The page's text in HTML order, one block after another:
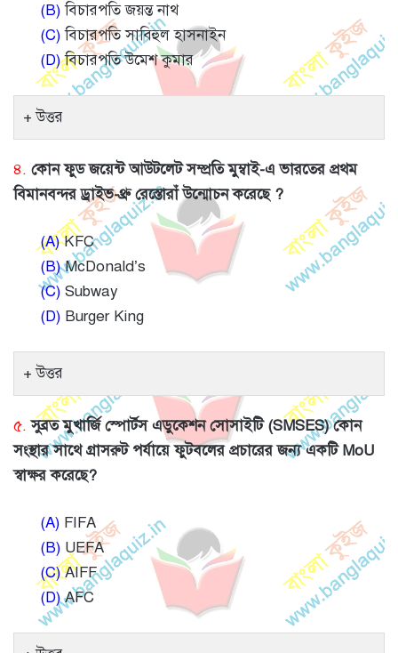
(B)বিচারপতি জয়ন্ত নাথ
(C)বিচারপতি সাবিহুল হাসনাইন
(D)বিচারপতি উমেশ কুমার
উত্তর
৪. কোন ফুড জয়েন্ট আউটলেট সম্প্রতি মুম্বাই-এ ভারতের প্রথম
বিমানবন্দর ড্রাইভ-থ্রু রেস্তোরাঁ উন্মোচন করেছে ?
(A)KFC
(B)McDonald’s
(C) Subway
(D) Burger King
উত্তর
৫. সুব্রত মুখার্জি স্পোর্টস এডুকেশন সোসাইটি (SMSES) কোন
সংস্থার সাথে গ্রাসরুট পর্যায়ে ফুটবলের প্রচারের জন্য একটি MoU
স্বাক্ষর করেছে?
(A) FIFA
(B) UEFA
(C)AIFF
(D)AFC